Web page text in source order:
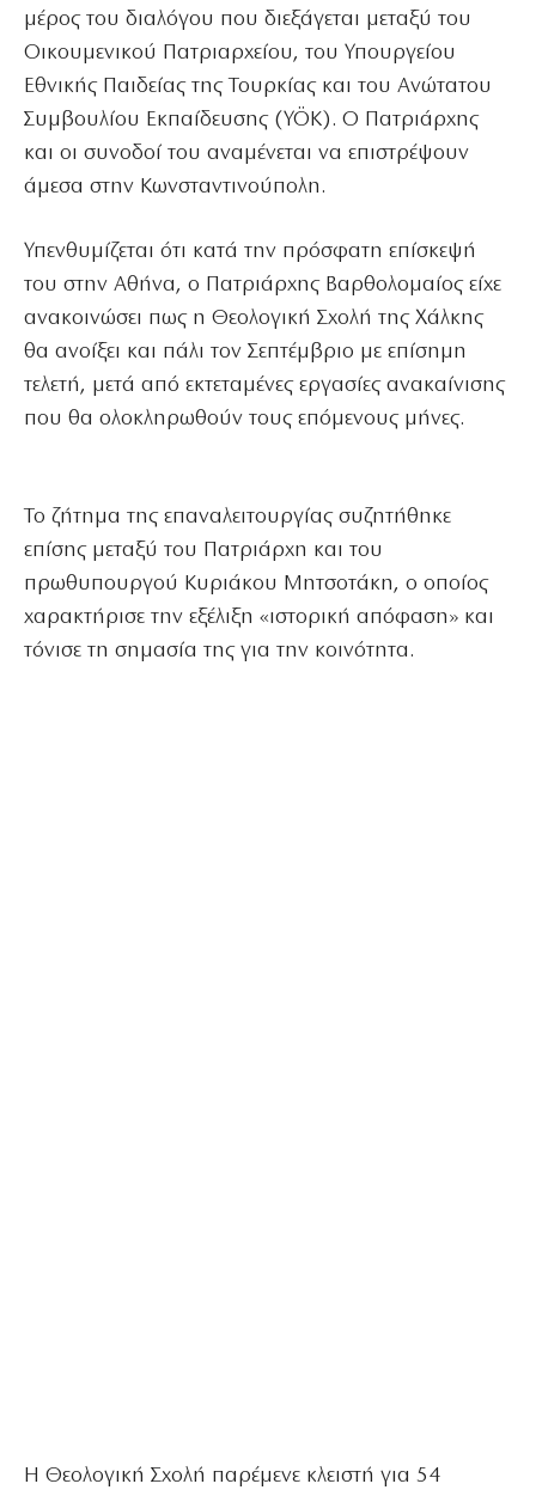
μέρος του διαλόγου που διεξάγεται μεταξύ του
Οικουμενικού Πατριαρχείου, του Υπουργείου
Εθνικής Παιδείας της Τουρκίας και του Ανώτατου
Συμβουλίου Εκπαίδευσης (YÖK). Ο Πατριάρχης
και οι συνοδοί του αναμένεται να επιστρέψουν
άμεσα στην Κωνσταντινούπολη.
Υπενθυμίζεται ότι κατά την πρόσφατη επίσκεψή
του στην Αθήνα, ο Πατριάρχης Βαρθολομαίος είχε
ανακοινώσει πως η Θεολογική Σχολή της Χάλκης
θα ανοίξει και πάλι τον Σεπτέμβριο με επίσημη
τελετή, μετά από εκτεταμένες εργασίες ανακαίνισης
που θα ολοκληρωθούν τους επόμενους μήνες.
Το ζήτημα της επαναλειτουργίας συζητήθηκε
επίσης μεταξύ του Πατριάρχη και του
πρωθυπουργού Κυριάκου Μητσοτάκη, ο οποίος
χαρακτήρισε την εξέλιξη «ιστορική απόφαση» και
τόνισε τη σημασία της για την κοινότητα.
Η Θεολογική Σχολή παρέμενε κλειστή για 54